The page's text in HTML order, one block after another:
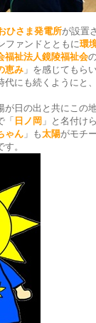
ひさま発電所が設置
ファンドとともに環
福祉法人鏡陵福祉会
恵み 」を感じてもら
代にも続くようにと
が日の出と共にこの
「 日ノ岡 」と名付け
ゃん 」も太陽がモチ
す。